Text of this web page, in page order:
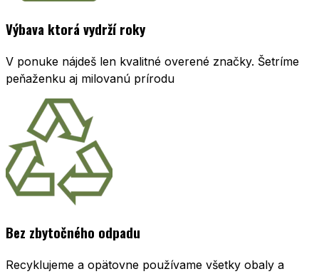
Výbava ktorá vydrží roky
V ponuke nájdeš len kvalitné overené značky. Šetríme
peňaženku aj milovanú prírodu
Bez zbytočného odpadu
Recyklujeme a opätovne používame všetky obaly a